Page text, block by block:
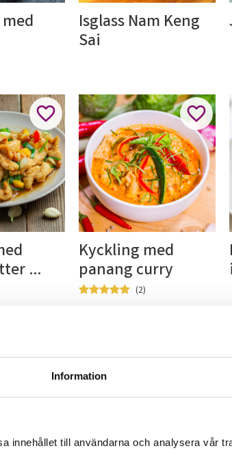
Information
innehållet till användarna och analysera vår
Isglass Nam Keng
Sai
Lägg till i favoriter
Kyckling med
panang curry
2
Lägg